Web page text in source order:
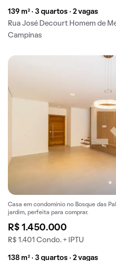
139 m² · 3 quartos · 2 vagas
Rua José Decourt Homem de
Campinas
Casa em condomínio no Bosque das
jardim, perfeita para comprar.
R$ 1.450.000
R$ 1.401 Condo. + IPTU
138 m² · 3 quartos · 2 vagas